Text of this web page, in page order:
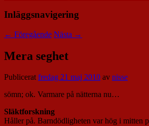
Inläggsnavigering
← Föregående Nästa →
Mera seghet
Publiceratfredag 21 maj 2010 av nisse
sömn; ok. Varmare på nätterna nu…
Släktforskning
Håller på. Barndödligheten var hög i mitten